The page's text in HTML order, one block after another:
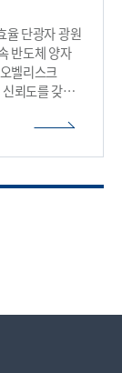
율 단광자 광원
반도체 양자
벨리스크
뢰도를 갖는
가 발행하는
위를 갖는
원을 개발할
, 안정성, 빠른
자 방출